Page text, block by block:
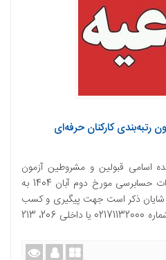
کارکنان حرفه‌ای
اسامی قبولین و مشروطین آزمون
رتبه‌بندی کارکنان حرفه‌ای موسسات حسابرسی مورخ دوم آبان 1404 به
شایان ذکر است جهت پیگیری و کسب
اطلاعات بیشتر با مرکز آموزش با شماره 02171132000 یا داخلی 206، 213